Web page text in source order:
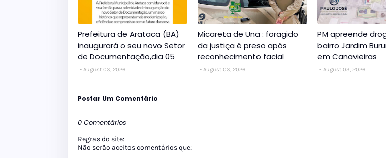
Prefeitura de Arataca (BA)
inaugurará o seu novo Setor
de Documentação,dia 05
August 03, 2026
Micareta de Una : foragido
da justiça é preso após
reconhecimento facial
August 03, 2026
PM apreende
bairro Jardim
em Canavieiras
August 03, 2026
Postar Um Comentário
0 Comentários
Regras do site:
Não serão aceitos comentários que: